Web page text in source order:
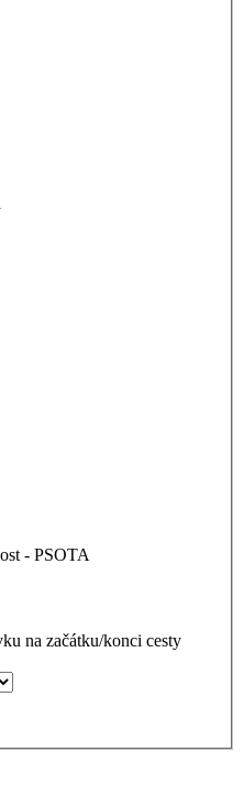
- PSOTA
na začátku/konci cesty